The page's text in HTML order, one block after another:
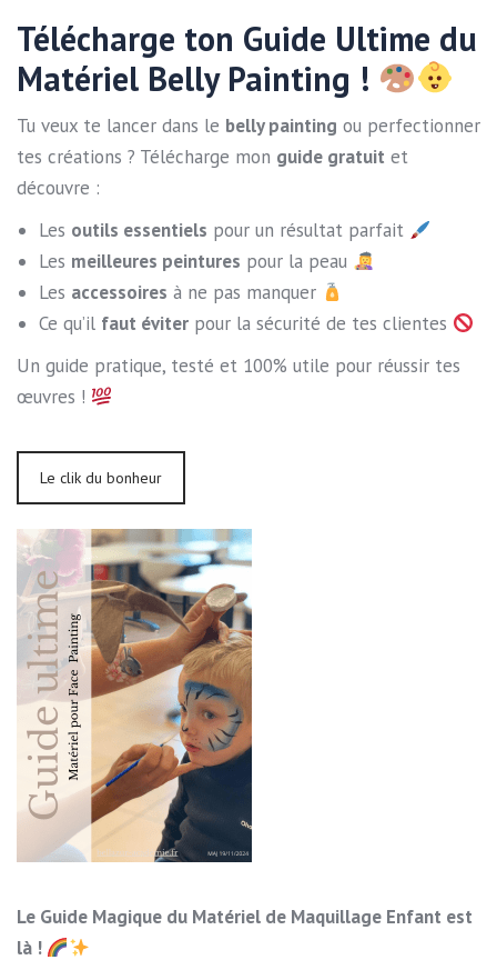
Télécharge ton Guide Ultime du
Matériel Belly Painting !
Tu veux te lancer dans le belly painting ou perfectionner
tes créations ? Télécharge mon guide gratuit et
découvre :
Les outils essentiels pour un résultat parfait
Les meilleures peintures pour la peau
Les accessoires à ne pas manquer
Ce qu’il faut éviter pour la sécurité de tes clientes
Un guide pratique, testé et 100% utile pour réussir tes
œuvres !
Le clik du bonheur
Le Guide Magique du Matériel de Maquillage Enfant est
là !